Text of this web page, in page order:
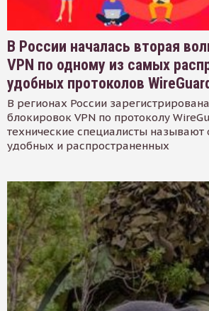
В России началась вторая
VPN по одному из самых
удобных протоколов WireGuard
В регионах России
блокировок VPN по протоколу
технические специалисты
удобных и распространенных